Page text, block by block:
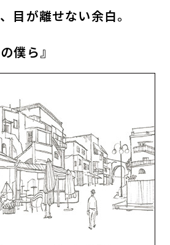
目が離せない余白。
僕ら』